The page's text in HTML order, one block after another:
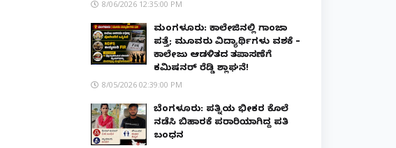
8/06/2026 12:35:00 PM
ಮಂಗಳೂರು: ಕಾಲೇಜಿನಲ್ಲಿ ಗಾಂಜಾ
ಪತ್ತೆ; ಮೂವರು ವಿದ್ಯಾರ್ಥಿಗಳು ವಶಕ್ಕೆ –
ಕಾಲೇಜು ಆಡಳಿತದ ತಪಾಸಣೆಗೆ
ಕಮಿಷನರ್ ರೆಡ್ಡಿ ಶ್ಲಾಘನೆ!
8/05/2026 02:39:00 PM
ಬೆಂಗಳೂರು: ಪತ್ನಿಯ ಭೀಕರ ಕೊಲೆ
ನಡೆಸಿ ಬಿಹಾರಕ್ಕೆ ಪರಾರಿಯಾಗಿದ್ದ ಪತಿ
ಬಂಧನ